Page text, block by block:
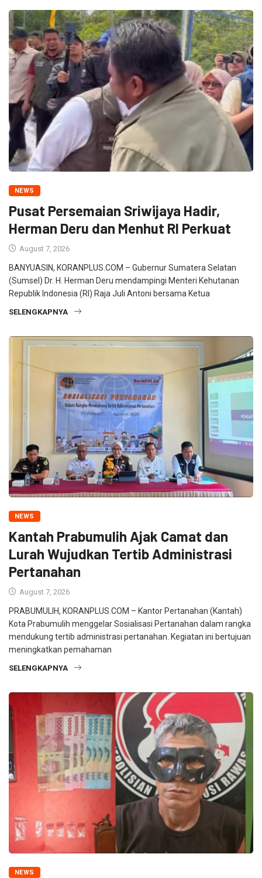
NEWS
Pusat Persemaian Sriwijaya Hadir,
Herman Deru dan Menhut RI Perkuat
August 7, 2026
BANYUASIN, KORANPLUS.COM – Gubernur Sumatera Selatan
(Sumsel) Dr. H. Herman Deru mendampingi Menteri Kehutanan
Republik Indonesia (RI) Raja Juli Antoni bersama Ketua
SELENGKAPNYA
NEWS
Kantah Prabumulih Ajak Camat dan
Lurah Wujudkan Tertib Administrasi
Pertanahan
August 7, 2026
PRABUMULIH, KORANPLUS.COM – Kantor Pertanahan (Kantah)
Kota Prabumulih menggelar Sosialisasi Pertanahan dalam rangka
mendukung tertib administrasi pertanahan. Kegiatan ini bertujuan
meningkatkan pemahaman
SELENGKAPNYA
NEWS